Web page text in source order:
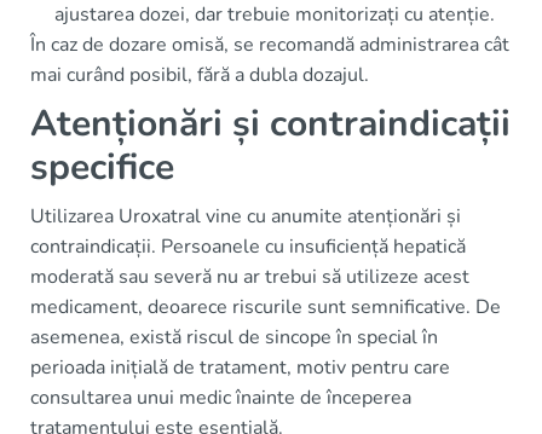
ajustarea dozei, dar trebuie monitorizați cu atenție.
În caz de dozare omisă, se recomandă administrarea cât
mai curând posibil, fără a dubla dozajul.
Atenționări și contraindicații
specifice
Utilizarea Uroxatral vine cu anumite atenționări și
contraindicații. Persoanele cu insuficiență hepatică
moderată sau severă nu ar trebui să utilizeze acest
medicament, deoarece riscurile sunt semnificative. De
asemenea, există riscul de sincope în special în
perioada inițială de tratament, motiv pentru care
consultarea unui medic înainte de începerea
tratamentului este esențială.